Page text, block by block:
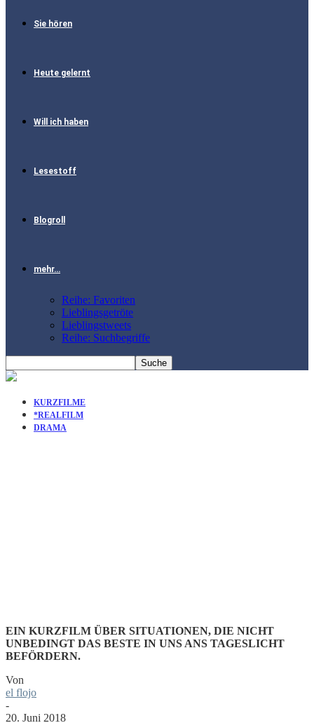
Sie hören
Heute gelernt
Will ich haben
Lesestoff
Blogroll
mehr…
Reihe: Favoriten
Lieblingsgetröte
Lieblingstweets
Reihe: Suchbegriffe
KURZFILME
*REALFILM
DRAMA
EIN KURZFILM ÜBER SITUATIONEN, DIE NICHT
UNBEDINGT DAS BESTE IN UNS ANS TAGESLICHT
BEFÖRDERN.
Von
el flojo
-
20. Juni 2018